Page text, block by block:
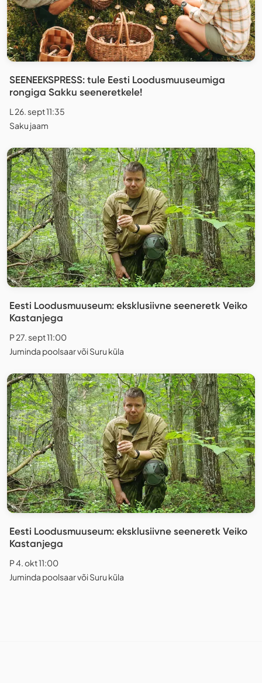
SEENEEKSPRESS: tule Eesti Loodusmuuseumiga
rongiga Sakku seeneretkele!
L 26. sept 11:35
Saku jaam
Eesti Loodusmuuseum: eksklusiivne seeneretk Veiko
Kastanjega
P 27. sept 11:00
Juminda poolsaar või Suru küla
Eesti Loodusmuuseum: eksklusiivne seeneretk Veiko
Kastanjega
P 4. okt 11:00
Juminda poolsaar või Suru küla